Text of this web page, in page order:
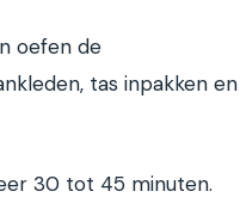
oefen de
tas inpakken en
30 tot 45 minuten.